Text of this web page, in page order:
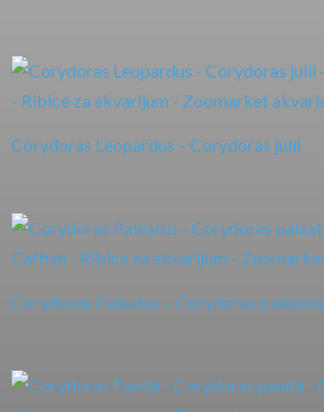
Corydoras Leopardus – Corydoras julii
Corydoras Paleatus – Corydoras paleatus